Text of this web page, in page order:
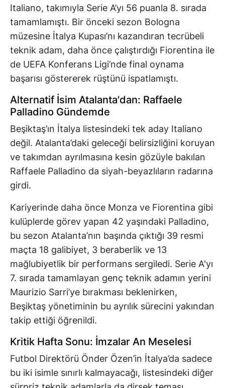
Italiano, takımıyla Serie A’yı 56 puanla 8. sırada
tamamlamıştı. Bir önceki sezon Bologna
müzesine İtalya Kupası’nı kazandıran tecrübeli
teknik adam, daha önce çalıştırdığı Fiorentina ile
de UEFA Konferans Ligi’nde final oynama
başarısı göstererek rüştünü ispatlamıştı.
Alternatif İsim Atalanta'dan: Raffaele
Palladino Gündemde
Beşiktaş’ın İtalya listesindeki tek aday Italiano
değil. Atalanta’daki geleceği belirsizliğini koruyan
ve takımdan ayrılmasına kesin gözüyle bakılan
Raffaele Palladino da siyah-beyazlıların radarına
girdi.
Kariyerinde daha önce Monza ve Fiorentina gibi
kulüplerde görev yapan 42 yaşındaki Palladino,
bu sezon Atalanta’nın başında çıktığı 39 resmi
maçta 18 galibiyet, 3 beraberlik ve 13
mağlubiyetlik bir performans sergiledi. Serie A'yı
7. sırada tamamlayan genç teknik adamın yerini
Maurizio Sarri’ye bırakması beklenirken,
Beşiktaş yönetiminin bu ayrılık sürecini yakından
takip ettiği öğrenildi.
Kritik Hafta Sonu: İmzalar An Meselesi
Futbol Direktörü Önder Özen’in İtalya’da sadece
bu iki isimle sınırlı kalmayacağı, listesindeki diğer